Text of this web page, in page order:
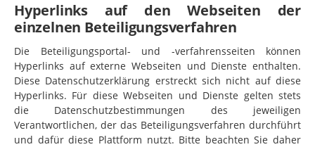
Hyperlinks auf den Webseiten der
einzelnen Beteiligungsverfahren
Die Beteiligungsportal- und -verfahrensseiten können
Hyperlinks auf externe Webseiten und Dienste enthalten.
Diese Datenschutzerklärung erstreckt sich nicht auf diese
Hyperlinks. Für diese Webseiten und Dienste gelten stets
die Datenschutzbestimmungen des jeweiligen
Verantwortlichen, der das Beteiligungsverfahren durchführt
und dafür diese Plattform nutzt. Bitte beachten Sie daher